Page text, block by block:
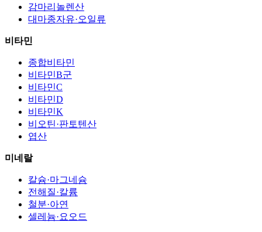
감마리놀렌산
대마종자유·오일류
비타민
종합비타민
비타민B군
비타민C
비타민D
비타민K
비오틴·판토텐산
엽산
미네랄
칼슘·마그네슘
전해질·칼륨
철분·아연
셀레늄·요오드